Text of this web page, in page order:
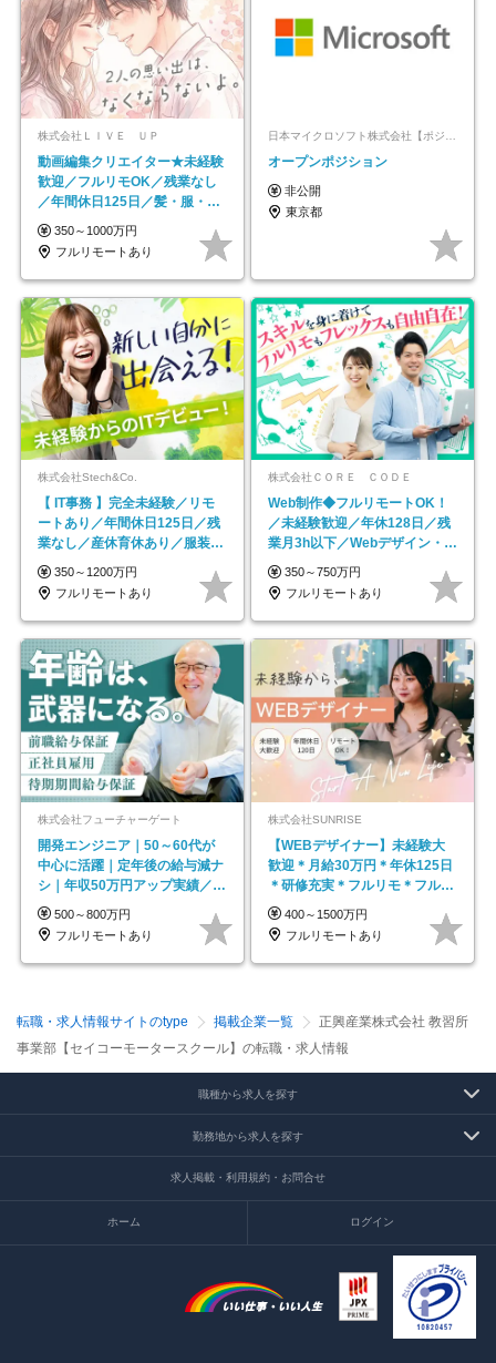
株式会社ＬＩＶＥ ＵＰ
動画編集クリエイター★未経験
歓迎／フルリモOK／残業なし
／年間休日125日／髪・服・ネ
イル自由／研修充実で安心
350～1000万円
フルリモートあり
オープンポジション
非公開
東京都
株式会社Stech&Co.
【 IT事務 】完全未経験／リモ
ートあり／年間休日125日／残
業なし／産休育休あり／服装・
髪型自由／毎年昇給
350～1200万円
フルリモートあり
株式会社ＣＯＲＥ ＣＯＤＥ
Web制作◆フルリモートOK！
／未経験歓迎／年休128日／残
業月3h以下／Webデザイン・
ECサイトやHP制作
350～750万円
フルリモートあり
株式会社フューチャーゲート
開発エンジニア｜50～60代が
中心に活躍｜定年後の給与減ナ
シ｜年収50万円アップ実績／昇
給率92％（直近3年）
500～800万円
フルリモートあり
株式会社SUNRISE
【WEBデザイナー】未経験大
歓迎＊月給30万円＊年休125日
＊研修充実＊フルリモ＊フルフ
レックス＊
400～1500万円
フルリモートあり
転職・求人情報サイトのtype 掲載企業一覧
正興産業株式会社 教習所
事業部【セイコーモータースクール】の転職・求人情報
職種から求人を探す
勤務地から求人を探す
求人掲載・利用規約・お問合せ
ホーム ログイン